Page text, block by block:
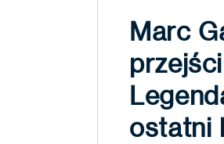
Marc
ostatni